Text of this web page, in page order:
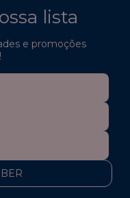
lista
e promoções